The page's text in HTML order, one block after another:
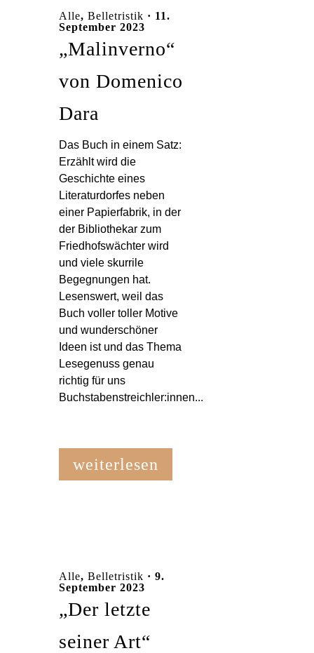
Alle, Belletristik · 11.
September 2023
„Malinverno“
von Domenico
Dara
Das Buch in einem Satz:
Erzählt wird die
Geschichte eines
Literaturdorfes neben
einer Papierfabrik, in der
der Bibliothekar zum
Friedhofswächter wird
und viele skurrile
Begegnungen hat.
Lesenswert, weil das
Buch voller toller Motive
und wunderschöner
Ideen ist und das Thema
Lesegenuss genau
richtig für uns
Buchstabenstreichler:innen...
weiterlesen
Alle, Belletristik · 9.
September 2023
„Der letzte
seiner Art“